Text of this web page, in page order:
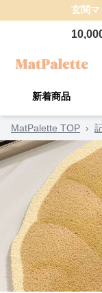
玄関マ
新着商品
MatPalette TOP ›